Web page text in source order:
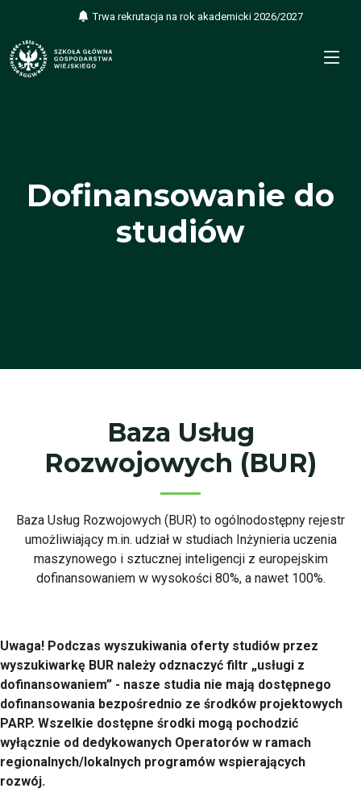
Trwa rekrutacja na rok akademicki 2026/2027
Dofinansowanie do
studiów
Baza Usług
Rozwojowych (BUR)
Baza Usług Rozwojowych (BUR) to ogólnodostępny rejestr
umożliwiający m.in. udział w studiach Inżynieria uczenia
maszynowego i sztucznej inteligencji z europejskim
dofinansowaniem w wysokości 80%, a nawet 100%.
Uwaga! Podczas wyszukiwania oferty studiów przez
wyszukiwarkę BUR należy odznaczyć filtr „usługi z
dofinansowaniem” - nasze studia nie mają dostępnego
dofinansowania bezpośrednio ze środków projektowych
PARP. Wszelkie dostępne środki mogą pochodzić
wyłącznie od dedykowanych Operatorów w ramach
regionalnych/lokalnych programów wspierających
rozwój.